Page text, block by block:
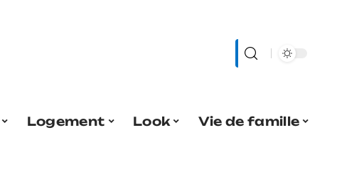
Logement Look
Vie de famille